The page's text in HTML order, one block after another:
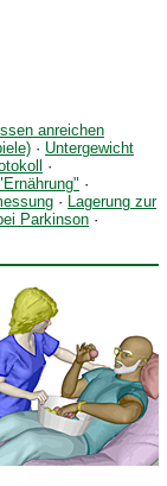
anreichen
· Untergewicht
·
·
· Lagerung zur
Parkinson ·